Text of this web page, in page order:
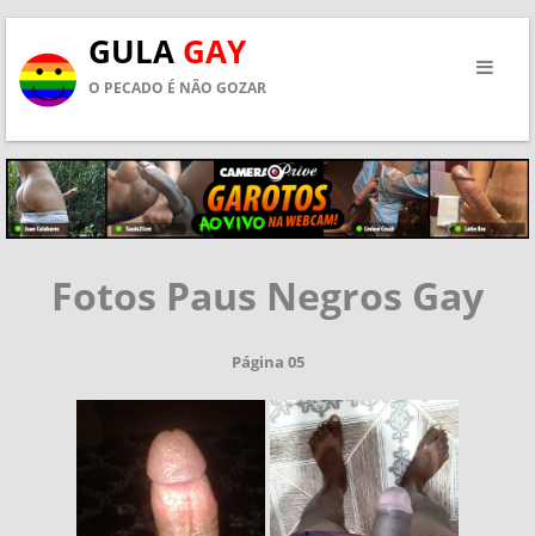
GULA GAY
O PECADO É NÃO GOZAR
Fotos Paus Negros Gay
Página 05